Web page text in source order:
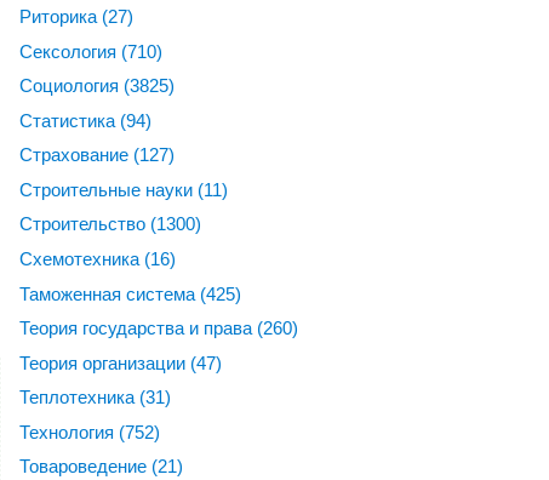
Риторика (27)
Сексология (710)
Социология (3825)
Статистика (94)
Страхование (127)
Строительные науки (11)
Строительство (1300)
Схемотехника (16)
Таможенная система (425)
Теория государства и права (260)
Теория организации (47)
Теплотехника (31)
Технология (752)
Товароведение (21)